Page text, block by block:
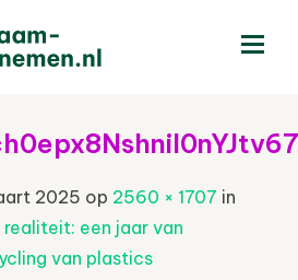
2025 op 2560 × 1707 in
een jaar van
van plastics